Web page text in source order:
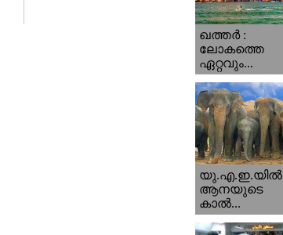
ഖത്തര്‍ :
ലോകത്തെ
ഏറ്റവും...
യു.എ.ഇ.യില്‍
ആനയുടെ
കാല്‍...